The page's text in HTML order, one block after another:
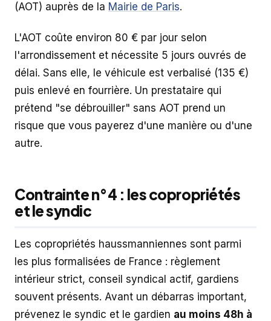
(AOT) auprès de la Mairie de Paris.
L'AOT coûte environ 80 € par jour selon
l'arrondissement et nécessite 5 jours ouvrés de
délai. Sans elle, le véhicule est verbalisé (135 €)
puis enlevé en fourrière. Un prestataire qui
prétend "se débrouiller" sans AOT prend un
risque que vous payerez d'une manière ou d'une
autre.
Contrainte n°4 : les copropriétés
et le syndic
Les copropriétés haussmanniennes sont parmi
les plus formalisées de France : règlement
intérieur strict, conseil syndical actif, gardiens
souvent présents. Avant un débarras important,
prévenez le syndic et le gardien au moins 48h à